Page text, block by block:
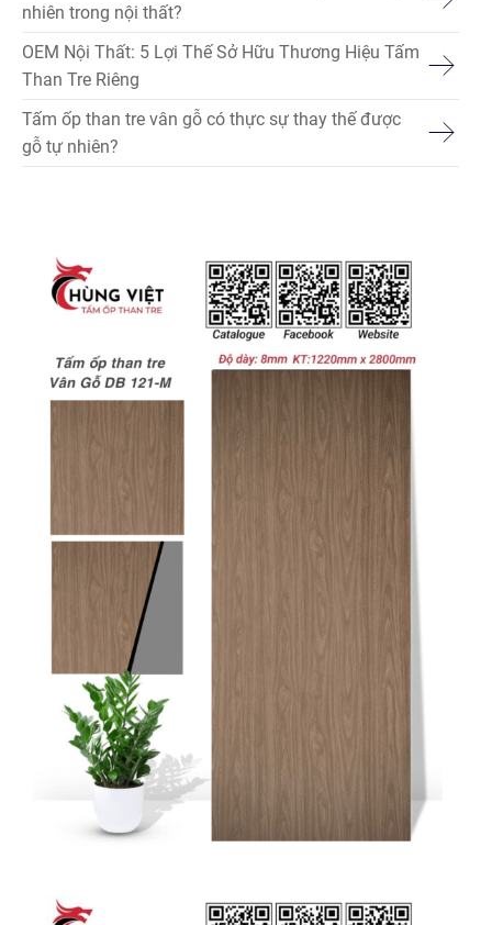
nhiên trong nội thất?
OEM Nội Thất: 5 Lợi Thế Sở Hữu Thương Hiệu Tấm
Than Tre Riêng
Tấm ốp than tre vân gỗ có thực sự thay thế được
gỗ tự nhiên?